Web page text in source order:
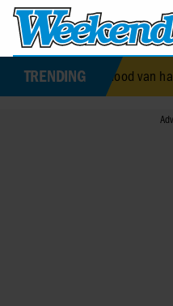
TRENDING
voor de dood van haar baby